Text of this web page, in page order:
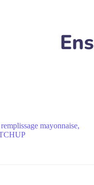
mayonnaise,